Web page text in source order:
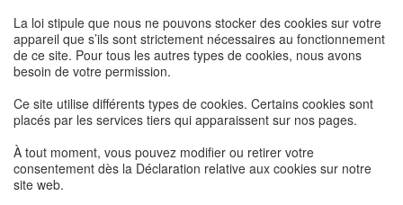
La loi stipule que nous ne pouvons stocker des cookies sur votre
appareil que s’ils sont strictement nécessaires au fonctionnement
de ce site. Pour tous les autres types de cookies, nous avons
besoin de votre permission.
Ce site utilise différents types de cookies. Certains cookies sont
placés par les services tiers qui apparaissent sur nos pages.
À tout moment, vous pouvez modifier ou retirer votre
consentement dès la Déclaration relative aux cookies sur notre
site web.